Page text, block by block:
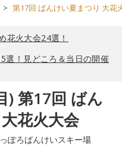
第17回 ばんけい夏まつり 大花
花火大会24選！
選！見どころ＆当日の開催
) 第17回 ばん
花火大会
ぽろばんけいスキー場